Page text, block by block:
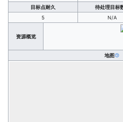
目标点耐久
待处理目标
5
N/A
资源概览
地图